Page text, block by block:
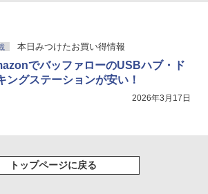
本日みつけたお買い得情報
でバッファローのUSBハブ・ド
ングステーションが安い！
2026年3月17日
トップページに戻る